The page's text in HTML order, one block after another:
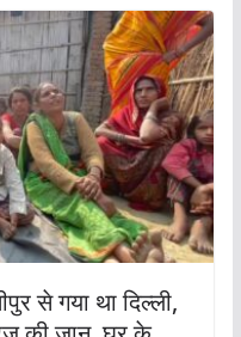
से गया था दिल्ली,